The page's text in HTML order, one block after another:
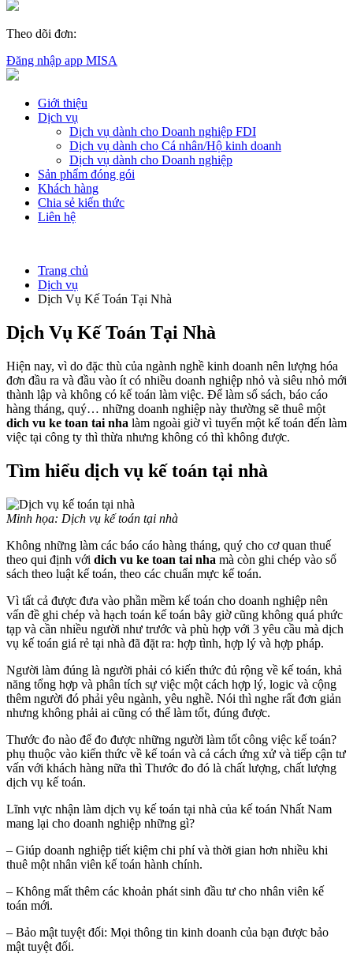
Theo dõi đơn:
Đăng nhập app MISA
Giới thiệu
Dịch vụ
Dịch vụ dành cho Doanh nghiệp FDI
Dịch vụ dành cho Cá nhân/Hộ kinh doanh
Dịch vụ dành cho Doanh nghiệp
Sản phẩm đóng gói
Khách hàng
Chia sẻ kiến thức
Liên hệ
Trang chủ
Dịch vụ
Dịch Vụ Kế Toán Tại Nhà
Dịch Vụ Kế Toán Tại Nhà
Hiện nay, vì do đặc thù của ngành nghề kinh doanh nên lượng hóa
đơn đầu ra và đầu vào ít có nhiều doanh nghiệp nhỏ và siêu nhỏ mới
thành lập và không có kế toán làm việc. Để làm sổ sách, báo cáo
hàng tháng, quý… những doanh nghiệp này thường sẽ thuê một
dich vu ke toan tai nha làm ngoài giờ vì tuyển một kế toán đến làm
việc tại công ty thì thừa nhưng không có thì không được.
Tìm hiểu dịch vụ kế toán tại nhà
Minh họa: Dịch vụ kế toán tại nhà
Không những làm các báo cáo hàng tháng, quý cho cơ quan thuế
theo qui định với dich vu ke toan tai nha mà còn ghi chép vào sổ
sách theo luật kế toán, theo các chuẩn mực kế toán.
Vì tất cả được đưa vào phần mềm kế toán cho doanh nghiệp nên
vấn đề ghi chép và hạch toán kế toán bây giờ cũng không quá phức
tạp và cần nhiều người như trước và phù hợp với 3 yêu cầu mà dịch
vụ kế toán giá rẻ tại nhà đã đặt ra: hợp tình, hợp lý và hợp pháp.
Người làm đúng là người phải có kiến thức đủ rộng về kế toán, khả
năng tổng hợp và phân tích sự việc một cách hợp lý, logic và cộng
thêm người đó phải yêu ngành, yêu nghề. Nói thì nghe rất đơn giản
nhưng không phải ai cũng có thể làm tốt, đúng được.
Thước đo nào để đo được những người làm tốt công việc kế toán?
phụ thuộc vào kiến thức về kế toán và cả cách ứng xử và tiếp cận tư
vấn với khách hàng nữa thì Thước đo đó là chất lượng, chất lượng
dịch vụ kế toán.
Lĩnh vực nhận làm dịch vụ kế toán tại nhà của kế toán Nhất Nam
mang lại cho doanh nghiệp những gì?
– Giúp doanh nghiệp tiết kiệm chi phí và thời gian hơn nhiều khi
thuê một nhân viên kế toán hành chính.
– Không mất thêm các khoản phát sinh đầu tư cho nhân viên kế
toán mới.
– Bảo mật tuyệt đối: Mọi thông tin kinh doanh của bạn được bảo
mật tuyệt đối.